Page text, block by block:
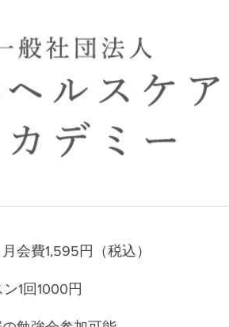
会費1,595円（税込）
1回1000円